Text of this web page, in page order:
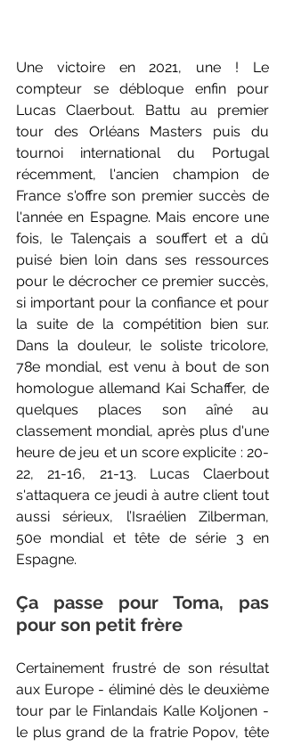
Une victoire en 2021, une ! Le
compteur se débloque enfin pour
Lucas Claerbout. Battu au premier
tour des Orléans Masters puis du
tournoi international du Portugal
récemment, l'ancien champion de
France s'offre son premier succès de
l'année en Espagne. Mais encore une
fois, le Talençais a souffert et a dû
puisé bien loin dans ses ressources
pour le décrocher ce premier succès,
si important pour la confiance et pour
la suite de la compétition bien sur.
Dans la douleur, le soliste tricolore,
78e mondial, est venu à bout de son
homologue allemand Kai Schaffer, de
quelques places son aîné au
classement mondial, après plus d'une
heure de jeu et un score explicite : 20-
22, 21-16, 21-13. Lucas Claerbout
s'attaquera ce jeudi à autre client tout
aussi sérieux, l’Israélien Zilberman,
50e mondial et tête de série 3 en
Espagne.
Ça passe pour Toma, pas
pour son petit frère
Certainement frustré de son résultat
aux Europe - éliminé dès le deuxième
tour par le Finlandais Kalle Koljonen -
le plus grand de la fratrie Popov, tête